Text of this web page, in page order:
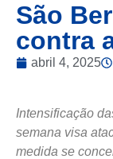
São
contra
abril 4, 2025
Intensificação
semana visa
medida se